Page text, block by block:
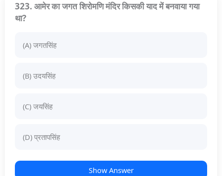
323. आमेर का जगत शिरोमणि मंदिर किसकी याद में बनवाया गया
था?
(A) जगतसिंह
(B) उदयसिंह
(C) जयसिंह
(D) प्रतापसिंह
Show Answer